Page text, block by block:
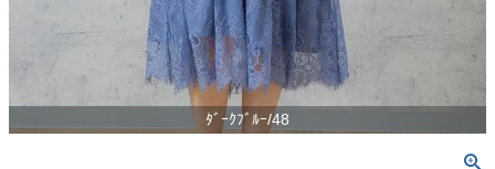
ﾀﾞｰｸﾌﾞﾙｰ/48